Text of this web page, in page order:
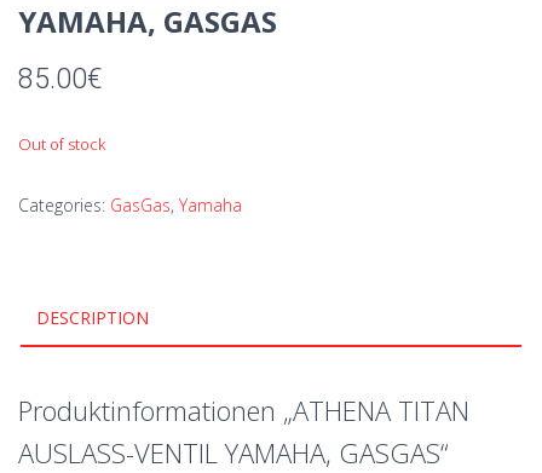
YAMAHA, GASGAS
85.00€
Out of stock
Categories: GasGas, Yamaha
DESCRIPTION
Produktinformationen „ATHENA TITAN
AUSLASS-VENTIL YAMAHA, GASGAS“